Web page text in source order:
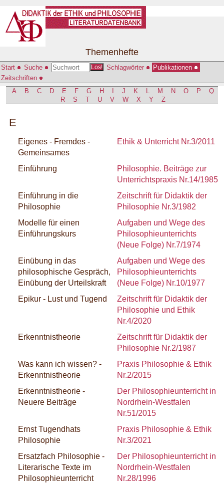
Themenhefte
Start Suche Los! Schlagwörter
Publikationen
Zeitschriften
A
B C D E F G H J K M N O P
Q
R
S T U V W X Y Z
E
Eigenes - Fremdes -
Gemeinsames
Ethik & Unterricht Nr.3/2011
Einführung
Philosophie. Beiträge zur
Unterrichtspraxis Nr.14/1985
Einführung in die
Philosophie
Zeitschrift für Didaktik der
Philosophie Nr.3/1982
Modelle für einen
Einführungskurs
Aufgaben und Wege des
Philosophieunterrichts
(Neue Folge) Nr.7/1974
Einübung in das
philosophische Gespräch,
Einübung der Urteilskraft
Aufgaben und Wege des
Philosophieunterrichts
(Neue Folge) Nr.10/1977
Epikur - Lust und Tugend
Zeitschrift für Didaktik der
Philosophie und Ethik
Nr.4/2020
Erkenntnistheorie
Zeitschrift für Didaktik der
Philosophie Nr.2/1987
Was kann ich wissen? -
Erkenntnistheorie
Praxis Philosophie & Ethik
Nr.2/2015
Erkenntnistheorie -
Neuere Beiträge
Der Philosophieunterricht in
Nordrhein-Westfalen
Nr.51/2015
Ernst Tugendhats
Philosophie
Praxis Philosophie & Ethik
Nr.3/2021
Ersatzfach Philosophie -
Literarische Texte im
Philosophieunterricht
Der Philosophieunterricht in
Nordrhein-Westfalen
Nr.28/1996